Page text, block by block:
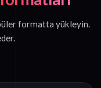
formatta yükleyin.